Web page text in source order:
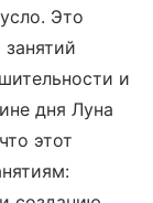
Это
и
дня Луна
этот